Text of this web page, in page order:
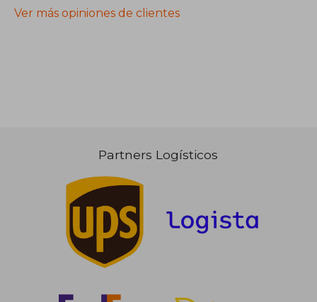
Ver más opiniones de clientes
Partners Logísticos